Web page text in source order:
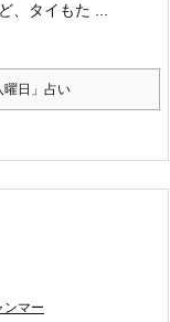
、タイもた ...
曜日」占い
ンマー